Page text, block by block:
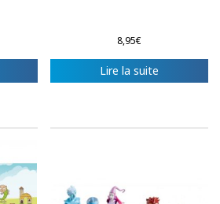
8,95€
Lire la suite